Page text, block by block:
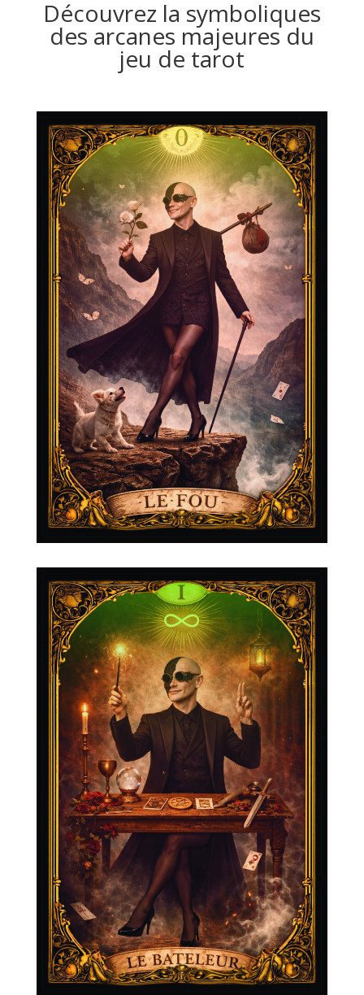
Découvrez la symboliques
des arcanes majeures du
jeu de tarot